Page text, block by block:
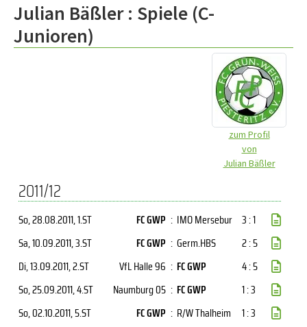
Julian Bäßler : Spiele (C-
Junioren)
zum Profil
von
Julian Bäßler
2011/12
So, 28.08.2011, 1.ST FC GWP : IMO Mersebur 3 : 1
Sa, 10.09.2011, 3.ST FC GWP : Germ.HBS
2 : 5
Di, 13.09.2011, 2.ST VfL Halle 96 : FC GWP
4 : 5
So, 25.09.2011, 4.ST Naumburg 05 : FC GWP
1 : 3
So, 02.10.2011, 5.ST FC GWP : R/W Thalheim
1 : 3